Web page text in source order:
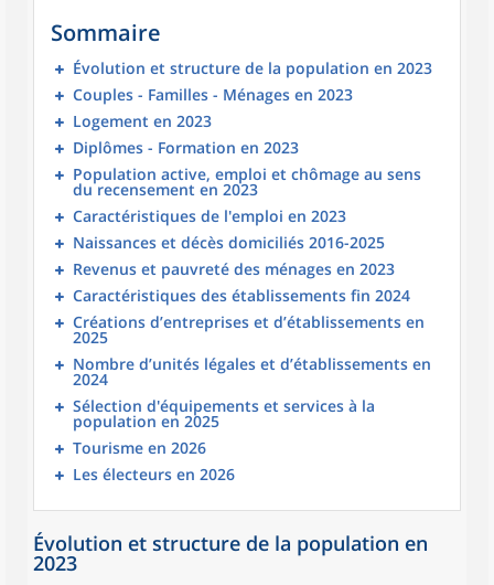
Sommaire
Évolution et structure de la population en 2023
Couples - Familles - Ménages en 2023
Logement en 2023
Diplômes - Formation en 2023
Population active, emploi et chômage au sens
du recensement en 2023
Caractéristiques de l'emploi en 2023
Naissances et décès domiciliés 2016-2025
Revenus et pauvreté des ménages en 2023
Caractéristiques des établissements fin 2024
Créations d’entreprises et d’établissements en
2025
Nombre d’unités légales et d’établissements en
2024
Sélection d'équipements et services à la
population en 2025
Tourisme en 2026
Les électeurs en 2026
Évolution et structure de la population en
2023